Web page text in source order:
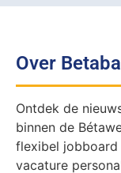
Over
Ontdek de
binnen de
flexibel
vacature